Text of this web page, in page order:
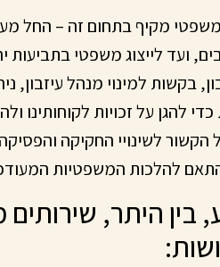
משפטי מקיף בתחום זה – החל
ועד לייצוג משפטי
בקשות למינוי מנהל עיזבון,
להגן על זכויות לקוחותינו
הקשור לשינויי החקיקה
להלכות המשפטיות
בין היתר,